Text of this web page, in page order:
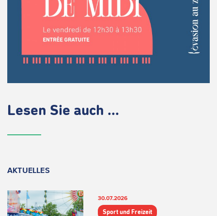
Lesen Sie auch ...
AKTUELLES
30.07.2026
Sport und Freizeit